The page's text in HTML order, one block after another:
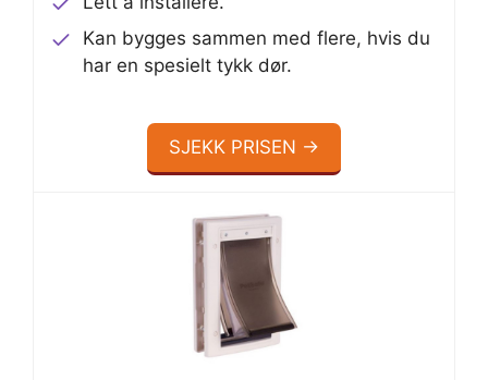
Kan bygges sammen med flere, hvis du
har en spesielt tykk dør.
SJEKK PRISEN →